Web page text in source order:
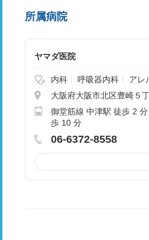
所属病院
ヤマダ医院
内科 呼吸器内科
アレ
大阪府大阪市北区豊崎５
御堂筋線 中津駅 徒歩 2
歩 10 分
06-6372-8558